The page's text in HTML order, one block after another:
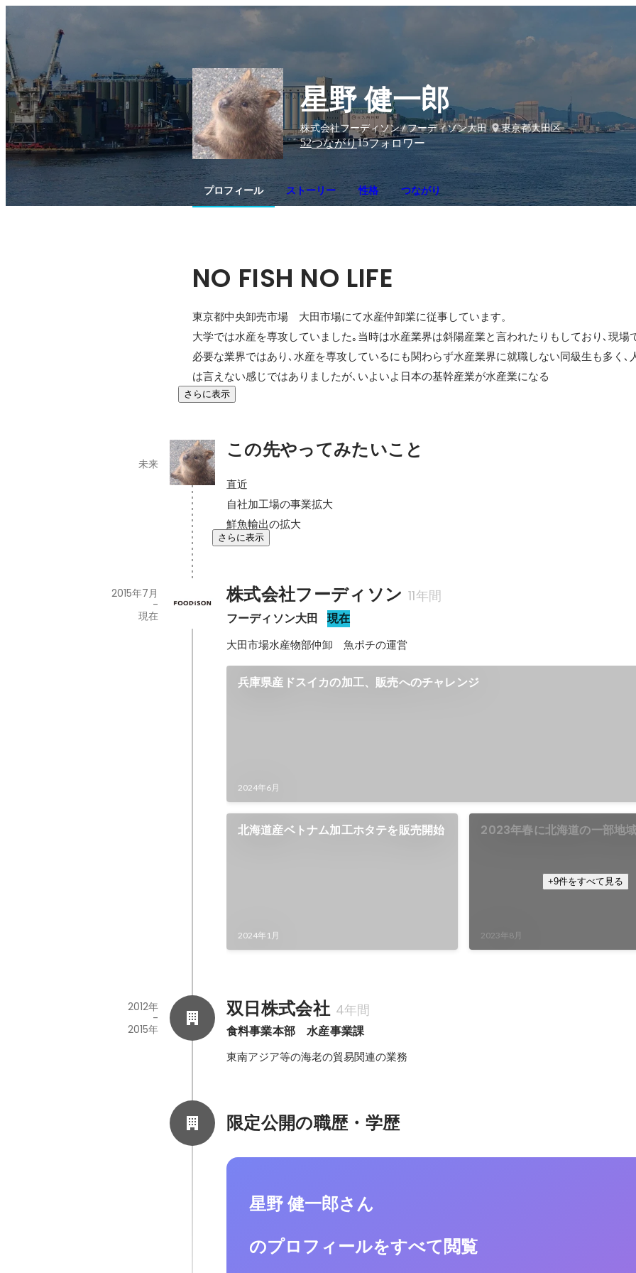
星野 健一郎
株式会社フーディソン / フーディソン大田
東京都大田区
52つながり15フォロワー
プロフィール ストーリー 性格 つながり
NO FISH NO LIFE
東京都中央卸売市場　大田市場にて水産仲卸業に従事しています。
大学では水産を専攻していました｡当時は水産業界は斜陽産業と言われたりもしており､現場
必要な業界ではあり､水産を専攻しているにも関わらず水産業界に就職しない同級生も多く､
は言えない感じではありましたが､いよいよ日本の基幹産業が水産業になる
さらに表示
この先やってみたいこと
未来
直近
自社加工場の事業拡大
鮮魚輸出の拡大
さらに表示
株式会社フーディソン 11年間
フーディソン大田 現在
2015年7月
-
現在
大田市場水産物部仲卸　魚ポチの運営
兵庫県産ドスイカの加工、販売へのチャレンジ
2024年6月
北海道産ベトナム加工ホタテを販売開始
2024年1月
2023年春に北海道の一部地
2023年8月
+9件をすべて見る
双日株式会社 4年間
食料事業本部　水産事業課
2012年
-
2015年
東南アジア等の海老の貿易関連の業務
限定公開の職歴・学歴
星野 健一郎さん
のプロフィールをすべて閲覧